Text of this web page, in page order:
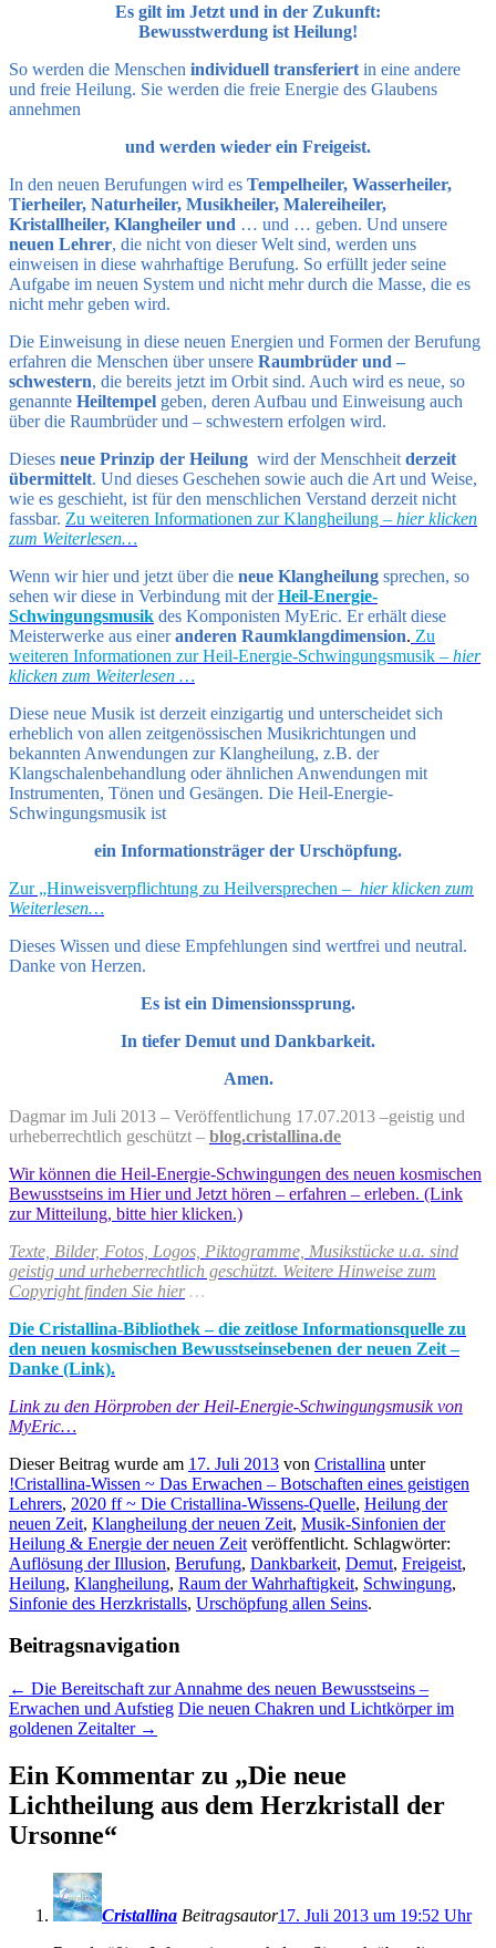
Es gilt im Jetzt und in der Zukunft:
Bewusstwerdung ist Heilung!
So werden die Menschen individuell transferiert in eine andere
und freie Heilung. Sie werden die freie Energie des Glaubens
annehmen
und werden wieder ein Freigeist.
In den neuen Berufungen wird es Tempelheiler, Wasserheiler,
Tierheiler, Naturheiler, Musikheiler, Malereiheiler,
Kristallheiler, Klangheiler und … und … geben. Und unsere
neuen Lehrer, die nicht von dieser Welt sind, werden uns
einweisen in diese wahrhaftige Berufung. So erfüllt jeder seine
Aufgabe im neuen System und nicht mehr durch die Masse, die es
nicht mehr geben wird.
Die Einweisung in diese neuen Energien und Formen der Berufung
erfahren die Menschen über unsere Raumbrüder und –
schwestern, die bereits jetzt im Orbit sind. Auch wird es neue, so
genannte Heiltempel geben, deren Aufbau und Einweisung auch
über die Raumbrüder und – schwestern erfolgen wird.
Dieses neue Prinzip der Heilung wird der Menschheit derzeit
übermittelt. Und dieses Geschehen sowie auch die Art und Weise,
wie es geschieht, ist für den menschlichen Verstand derzeit nicht
fassbar. Zu weiteren Informationen zur Klangheilung – hier klicken
zum Weiterlesen…
Wenn wir hier und jetzt über die neue Klangheilung sprechen, so
sehen wir diese in Verbindung mit derHeil-Energie-
Schwingungsmusik des Komponisten MyEric. Er erhält diese
Meisterwerke aus eineranderen Raumklangdimension. Zu
weiteren Informationen zur Heil-Energie-Schwingungsmusik – hier
klicken zum Weiterlesen …
Diese neue Musik ist derzeit einzigartig und unterscheidet sich
erheblich von allen zeitgenössischen Musikrichtungen und
bekannten Anwendungen zur Klangheilung, z.B. der
Klangschalenbehandlung oder ähnlichen Anwendungen mit
Instrumenten, Tönen und Gesängen. Die Heil-Energie-
Schwingungsmusik ist
ein Informationsträger der Urschöpfung.
Zur „Hinweisverpflichtung zu Heilversprechen – hier klicken zum
Weiterlesen…
Dieses Wissen und diese Empfehlungen sind wertfrei und neutral.
Danke von Herzen.
Es ist ein Dimensionssprung.
In tiefer Demut und Dankbarkeit.
Amen.
Dagmar im Juli 2013 – Veröffentlichung 17.07.2013 –geistig und
urheberrechtlich geschützt – blog.cristallina.de
Wir können die Heil-Energie-Schwingungen des neuen kosmischen
Bewusstseins im Hier und Jetzt hören – erfahren – erleben. (Link
zur Mitteilung, bitte hier klicken.)
Texte, Bilder, Fotos, Logos, Piktogramme, Musikstücke u.a. sind
geistig und urheberrechtlich geschützt. Weitere Hinweise zum
Copyright finden Sie hier …
Die Cristallina-Bibliothek – die zeitlose Informationsquelle zu
den neuen kosmischen Bewusstseinsebenen der neuen Zeit –
Danke (Link).
Link zu den Hörproben der Heil-Energie-Schwingungsmusik von
MyEric…
Dieser Beitrag wurde am 17. Juli 2013 von Cristallina unter
!Cristallina-Wissen ~ Das Erwachen – Botschaften eines geistigen
Lehrers, 2020 ff ~ Die Cristallina-Wissens-Quelle, Heilung der
neuen Zeit, Klangheilung der neuen Zeit, Musik-Sinfonien der
Heilung & Energie der neuen Zeit veröffentlicht. Schlagwörter:
Auflösung der Illusion, Berufung, Dankbarkeit, Demut, Freigeist,
Heilung, Klangheilung, Raum der Wahrhaftigkeit, Schwingung,
Sinfonie des Herzkristalls, Urschöpfung allen Seins.
Beitragsnavigation
← Die Bereitschaft zur Annahme des neuen Bewusstseins –
Erwachen und Aufstieg Die neuen Chakren und Lichtkörper im
goldenen Zeitalter →
Ein Kommentar zu „Die neue
Lichtheilung aus dem Herzkristall der
Ursonne“
Cristallina Beitragsautor17. Juli 2013 um 19:52 Uhr